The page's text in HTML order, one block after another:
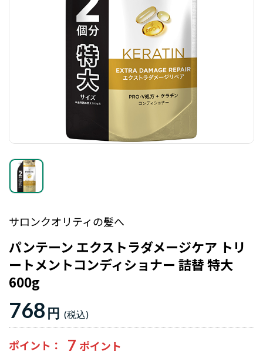
サロンクオリティの髪へ
パンテーン エクストラダメージケア トリ
ートメントコンディショナー 詰替 特大
600g
768 円
ポイント 7